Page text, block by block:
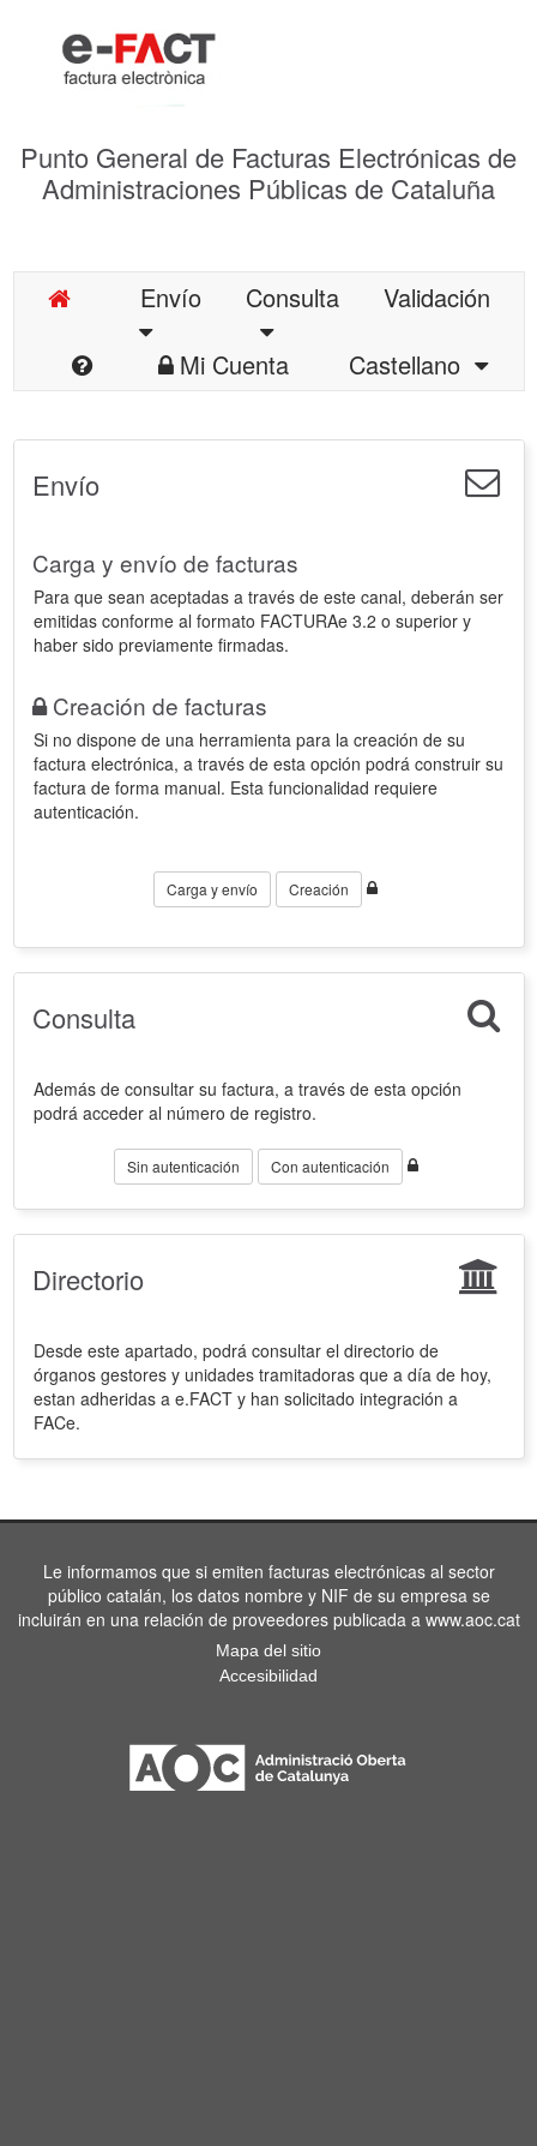
Punto General de Facturas Electrónicas de
Administraciones Públicas de Cataluña
Envío Consulta
Validación
Mi Cuenta
Castellano
Envío
Carga y envío de facturas
Para que sean aceptadas a través de este canal, deberán ser
emitidas conforme al formato FACTURAe 3.2 o superior y
haber sido previamente firmadas.
Creación de facturas
Si no dispone de una herramienta para la creación de su
factura electrónica, a través de esta opción podrá construir su
factura de forma manual. Esta funcionalidad requiere
autenticación.
Carga y envío Creación
Consulta
Además de consultar su factura, a través de esta opción
podrá acceder al número de registro.
Sin autenticación Con autenticación
Directorio
Desde este apartado, podrá consultar el directorio de
órganos gestores y unidades tramitadoras que a día de hoy,
estan adheridas a e.FACT y han solicitado integración a
FACe.
Le informamos que si emiten facturas electrónicas al sector
público catalán, los datos nombre y NIF de su empresa se
incluirán en una relación de proveedores publicada a www.aoc.cat
Mapa del sitio
Accesibilidad